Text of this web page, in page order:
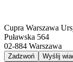
Cupra Warszawa
Puławska 564
02-884 Warszawa
Zadzwoń
Wyślij